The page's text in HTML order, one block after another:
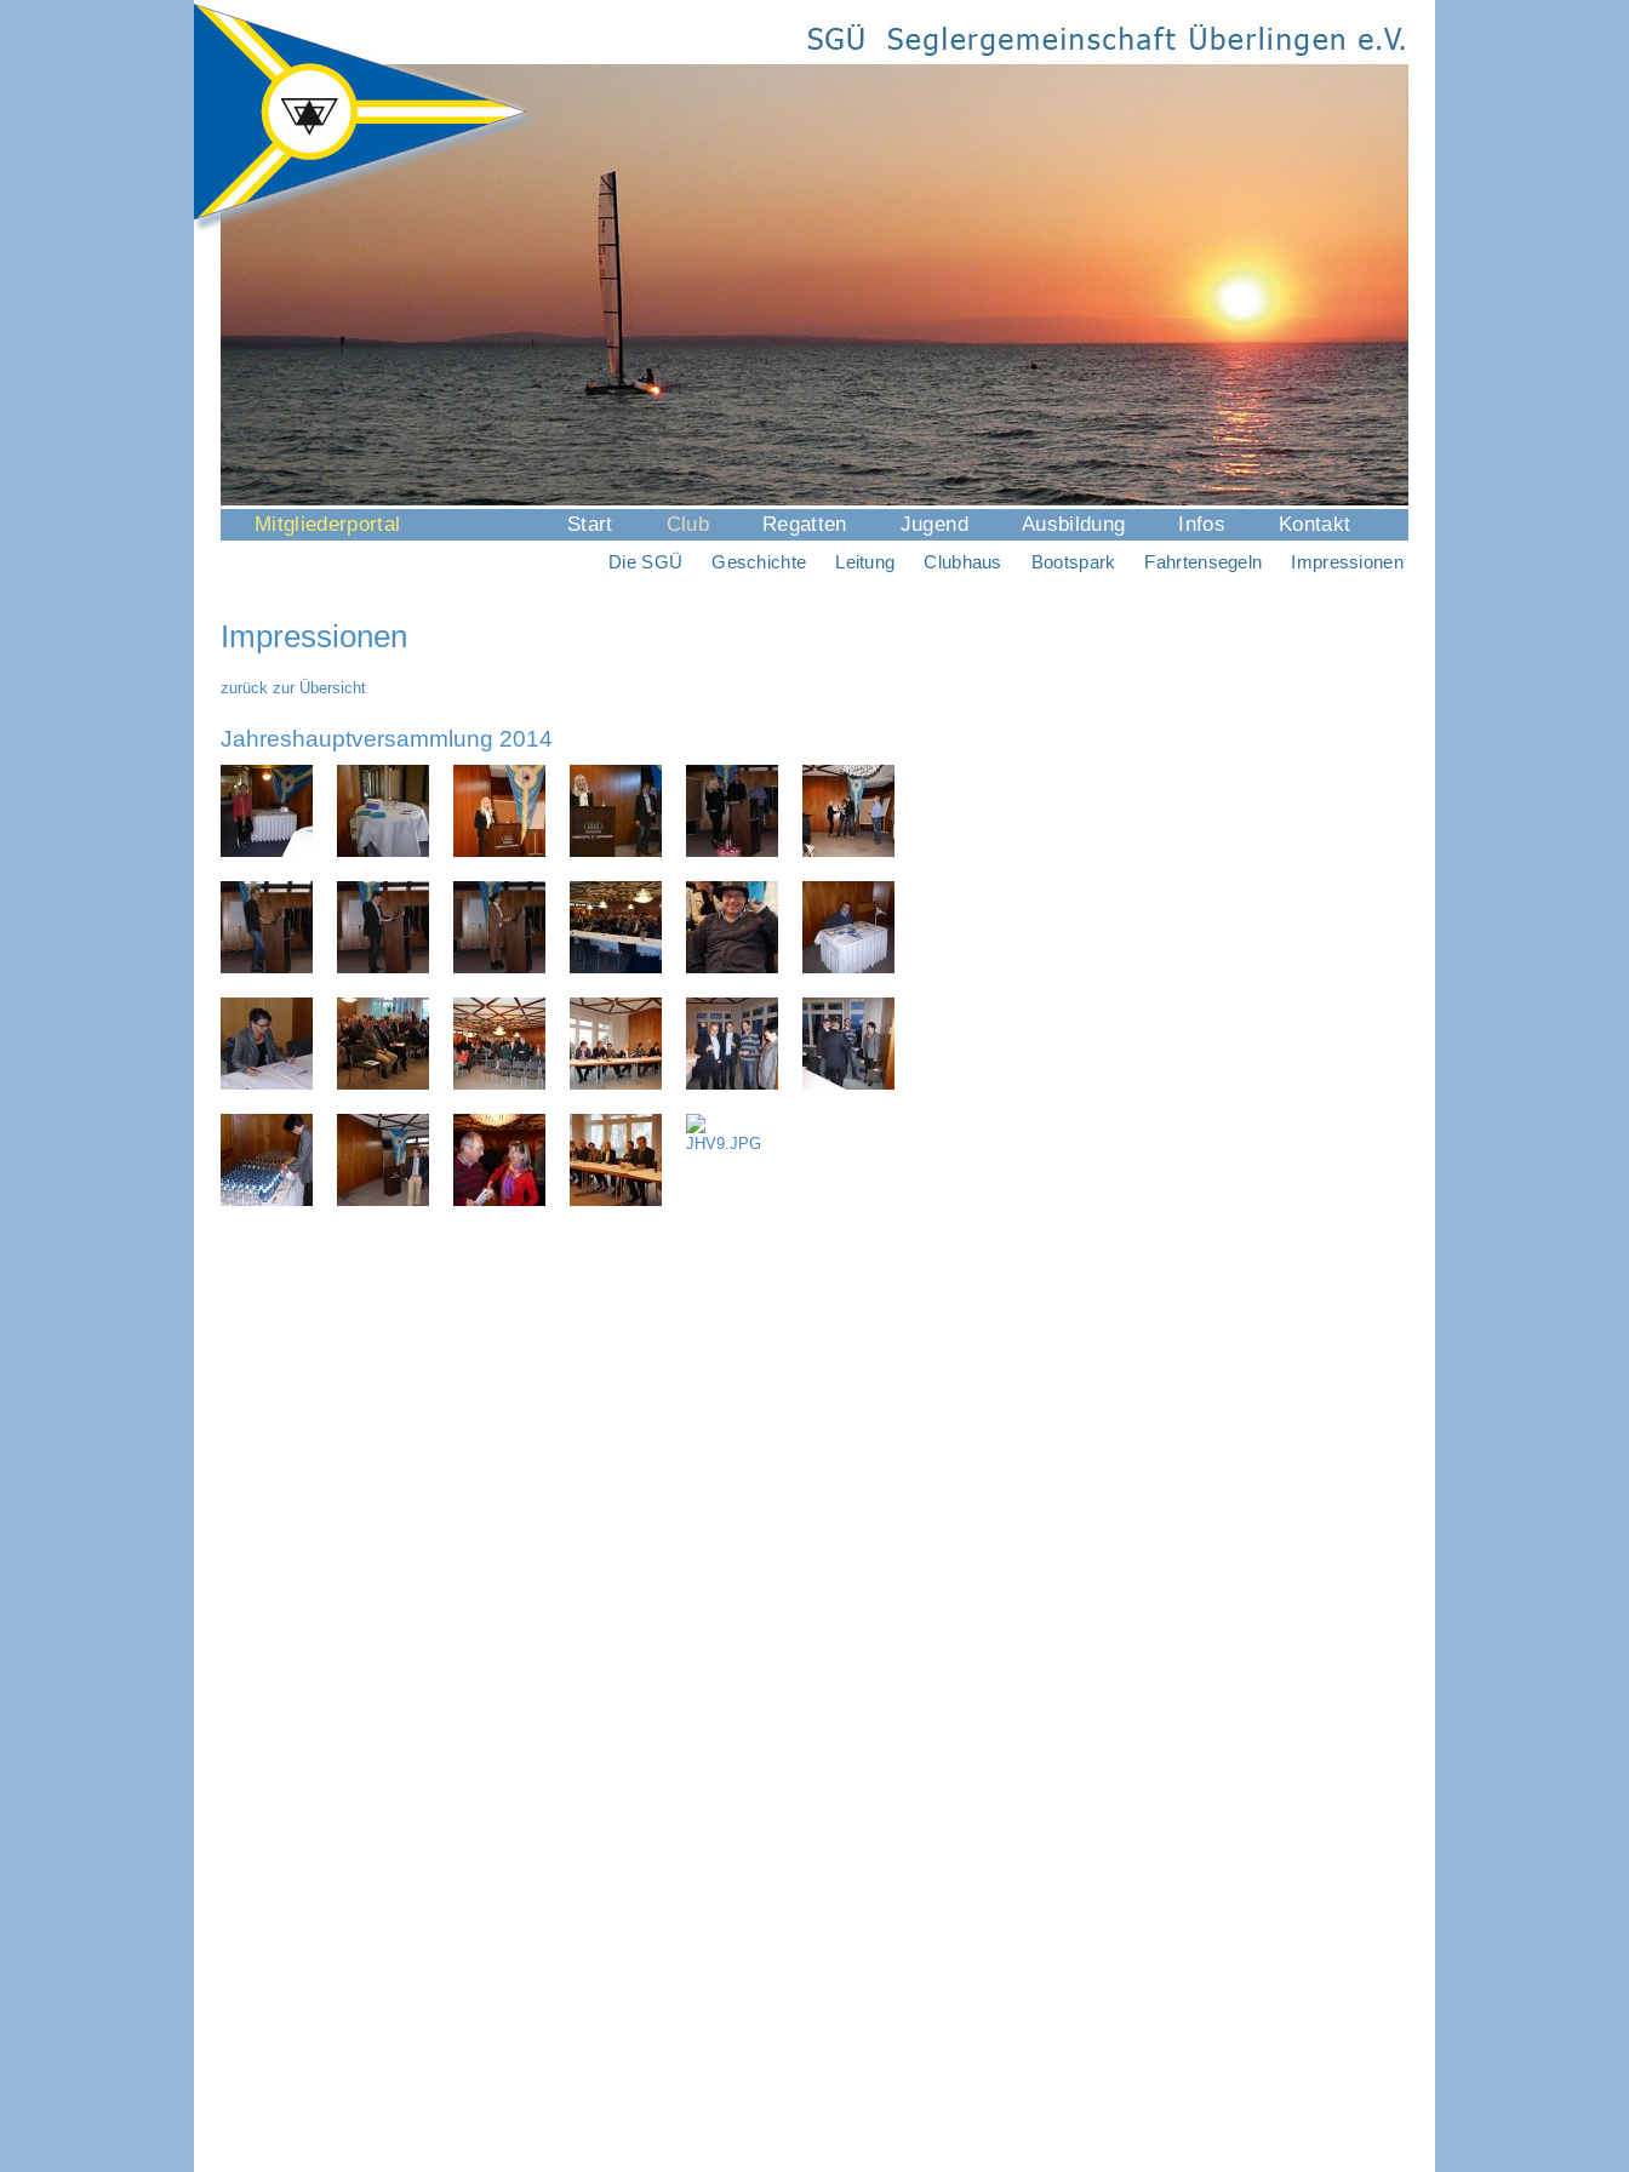
Navigation
Start Club
Die SGÜ Geschichte Leitung Clubhaus Bootspark Fahrtensegeln Impressionen
Regatten Jugend Ausbildung Infos Kontakt
Mitgliederportal
Impressionen
zurück zur Übersicht
Jahreshauptversammlung 2014